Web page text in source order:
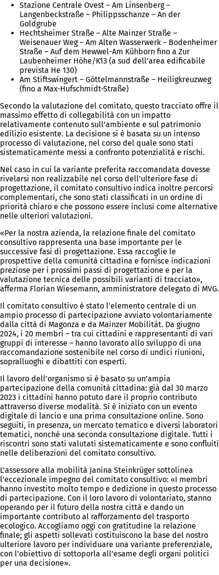
Stazione Centrale Ovest – Am Linsenberg –
Langenbeckstraße – Philippsschanze – An der
Goldgrube
Hechtsheimer Straße – Alte Mainzer Straße –
Weisenauer Weg – Am Alten Wasserwerk – Bodenheimer
Straße – Auf dem Hewwel-Am Kühborn fino a Zur
Laubenheimer Höhe/K13 (a sud dell’area edificabile
prevista He 130)
Am Stiftswingert – Göttelmannstraße – Heiligkreuzweg
(fino a Max-Hufschmidt-Straße)
Secondo la valutazione del comitato, questo tracciato offre il
massimo effetto di collegabilità con un impatto
relativamente contenuto sull’ambiente e sul patrimonio
edilizio esistente. La decisione si è basata su un intenso
processo di valutazione, nel corso del quale sono stati
sistematicamente messi a confronto potenzialità e rischi.
Nel caso in cui la variante preferita raccomandata dovesse
rivelarsi non realizzabile nel corso dell’ulteriore fase di
progettazione, il comitato consultivo indica inoltre percorsi
complementari, che sono stati classificati in un ordine di
priorità chiaro e che possono essere inclusi come alternative
nelle ulteriori valutazioni.
«Per la nostra azienda, la relazione finale del comitato
consultivo rappresenta una base importante per le
successive fasi di progettazione. Essa raccoglie le
prospettive della comunità cittadina e fornisce indicazioni
preziose per i prossimi passi di progettazione e per la
valutazione tecnica delle possibili varianti di tracciato»,
afferma Florian Wiesemann, amministratore delegato di MVG.
Il comitato consultivo è stato l’elemento centrale di un
ampio processo di partecipazione avviato volontariamente
dalla città di Magonza e da Mainzer Mobilität. Da giugno
2024, i 20 membri – tra cui cittadini e rappresentanti di vari
gruppi di interesse – hanno lavorato allo sviluppo di una
raccomandazione sostenibile nel corso di undici riunioni,
sopralluoghi e dibattiti con esperti.
Il lavoro dell’organismo si è basato su un’ampia
partecipazione della comunità cittadina: già dal 30 marzo
2023 i cittadini hanno potuto dare il proprio contributo
attraverso diverse modalità. Si è iniziato con un evento
digitale di lancio e una prima consultazione online. Sono
seguiti, in presenza, un mercato tematico e diversi laboratori
tematici, nonché una seconda consultazione digitale. Tutti i
riscontri sono stati valutati sistematicamente e sono confluiti
nelle deliberazioni del comitato consultivo.
L’assessore alla mobilità Janina Steinkrüger sottolinea
l’eccezionale impegno del comitato consultivo: «I membri
hanno investito molto tempo e dedizione in questo processo
di partecipazione. Con il loro lavoro di volontariato, stanno
operando per il futuro della nostra città e dando un
importante contributo al rafforzamento del trasporto
ecologico. Accogliamo oggi con gratitudine la relazione
finale; gli aspetti sollevati costituiscono la base del nostro
ulteriore lavoro per individuare una variante preferenziale,
con l’obiettivo di sottoporla all’esame degli organi politici
per una decisione».